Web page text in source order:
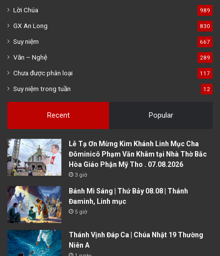
Lời Chúa 989
GX An Long 830
Suy niệm 667
Văn – Nghệ 289
Chưa được phân loại 117
Suy niệm trong tuần 12
Recent Popular
Lễ Tạ Ơn Mừng Kim Khánh Linh Mục Cha
Đôminicô Phạm Văn Khâm tại Nhà Thờ Bắc
Hòa Giáo Phận Mỹ Tho . 07.08.2026
3 giờ
Bánh Mì Sáng | Thứ Bảy 08.08 | Thánh
Đaminh, Linh mục
5 giờ
Thánh Vịnh Đáp Ca | Chúa Nhật 19 Thường
Niên A